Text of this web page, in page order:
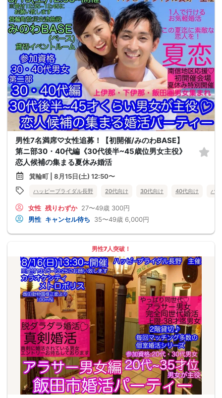
男性7名満席♡女性追募！【初開催/みのわBASE】
第ニ部30・40代編《30代後半~45歳位男女主役》
恋人候補の集まる夏休み婚活
箕輪町 | 8月15日(土) 12:50〜
ハッピーブライダル長野 20代向け 30代向け 40代向け バ
女性 残りわずか 27〜49歳 300円
男性 キャンセル待ち 35〜49歳 6,000円
男性7人突破！